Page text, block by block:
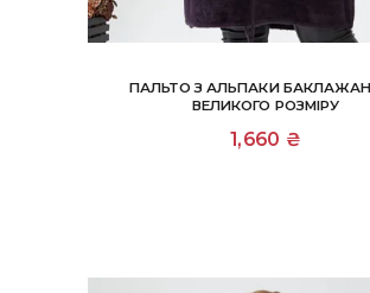
ПАЛЬТО З АЛЬПАКИ
ВЕЛИКОГО РОЗМІРУ
1,660 ₴